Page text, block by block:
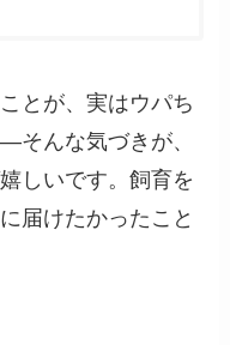
とが、実はウパち
そんな気づきが、
しいです。飼育を
届けたかったこと